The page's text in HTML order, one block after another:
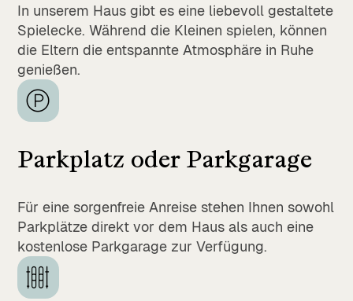
In unserem Haus gibt es eine liebevoll gestaltete
Spielecke. Während die Kleinen spielen, können
die Eltern die entspannte Atmosphäre in Ruhe
genießen.
Parkplatz oder Parkgarage
Für eine sorgenfreie Anreise stehen Ihnen sowohl
Parkplätze direkt vor dem Haus als auch eine
kostenlose Parkgarage zur Verfügung.